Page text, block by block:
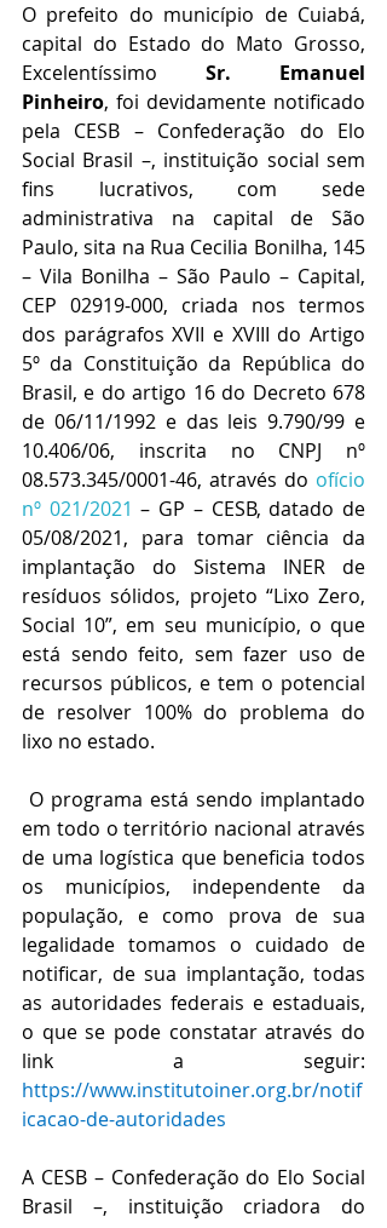
O prefeito do município de Cuiabá,
capital do Estado do Mato Grosso,
Excelentíssimo Sr. Emanuel
Pinheiro, foi devidamente notificado
pela CESB – Confederação do Elo
Social Brasil –, instituição social sem
fins lucrativos, com sede
administrativa na capital de São
Paulo, sita na Rua Cecilia Bonilha, 145
– Vila Bonilha – São Paulo – Capital,
CEP 02919-000, criada nos termos
dos parágrafos XVII e XVIII do Artigo
5º da Constituição da República do
Brasil, e do artigo 16 do Decreto 678
de 06/11/1992 e das leis 9.790/99 e
10.406/06, inscrita no CNPJ nº
08.573.345/0001-46, através do ofício
nº 021/2021 – GP – CESB, datado de
05/08/2021, para tomar ciência da
implantação do Sistema INER de
resíduos sólidos, projeto “Lixo Zero,
Social 10”, em seu município, o que
está sendo feito, sem fazer uso de
recursos públicos, e tem o potencial
de resolver 100% do problema do
lixo no estado.
em todo o território nacional através
de uma logística que beneficia todos
os municípios, independente da
população, e como prova de sua
legalidade tomamos o cuidado de
notificar, de sua implantação, todas
as autoridades federais e estaduais,
o que se pode constatar através do
https://www.institutoiner.org.br/notif
icacao-de-autoridades
A CESB – Confederação do Elo Social
Brasil –, instituição criadora do